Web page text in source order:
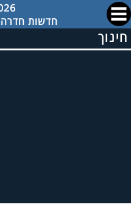
חדשות חדרה
חינוך